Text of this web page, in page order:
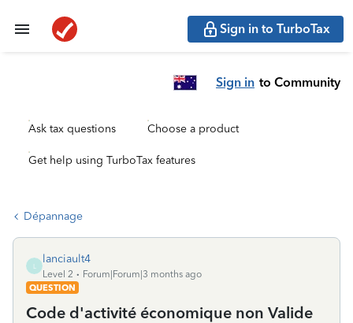
Sign in to TurboTax
Sign in to Community
Ask tax questions Choose a product
Get help using TurboTax features
Dépannage
lanciault4
Level 2
Forum|Forum|3 months ago
QUESTION
Code d'activité économique non Valide